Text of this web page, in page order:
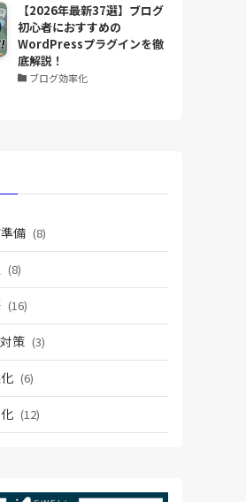
【2026年最新37選】ブログ
初心者におすすめの
WordPressプラグインを徹
底解説！
ブログ効率化
備 (8)
(8)
(16)
策 (3)
(6)
(12)